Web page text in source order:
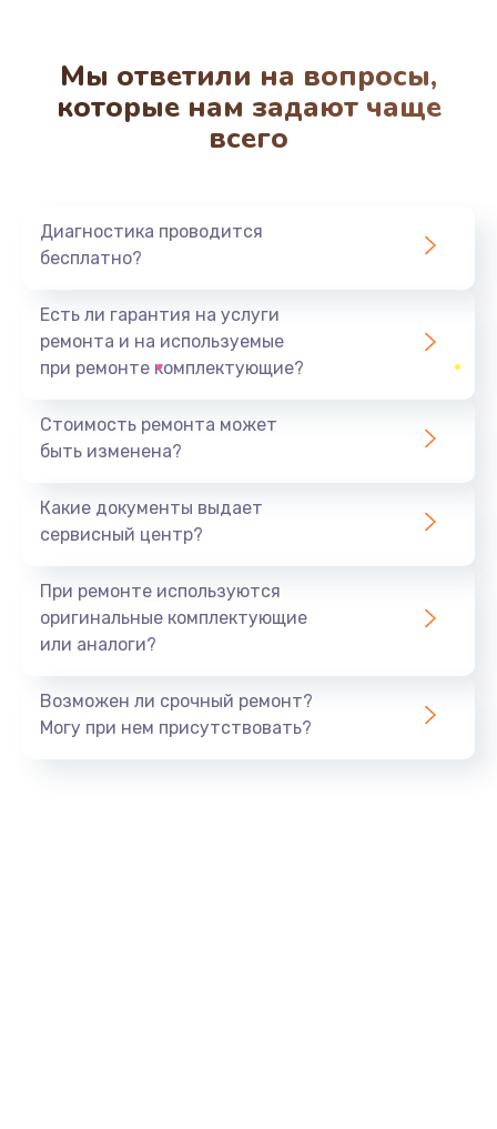
Замена разъема наушников
550 руб.
1100 руб.
Замена микросхемы управления
1100 руб.
Замена микросхемы NFC
2000 руб.
Замена сальников
2000 руб.
Мы ответили на вопросы,
которые нам задают чаще
всего
Диагностика проводится
бесплатно?
Есть ли гарантия на услуги
ремонта и на используемые
при ремонте комплектующие?
Стоимость ремонта может
быть изменена?
Какие документы выдает
сервисный центр?
При ремонте используются
оригинальные комплектующие
или аналоги?
Возможен ли срочный ремонт?
Могу при нем присутствовать?